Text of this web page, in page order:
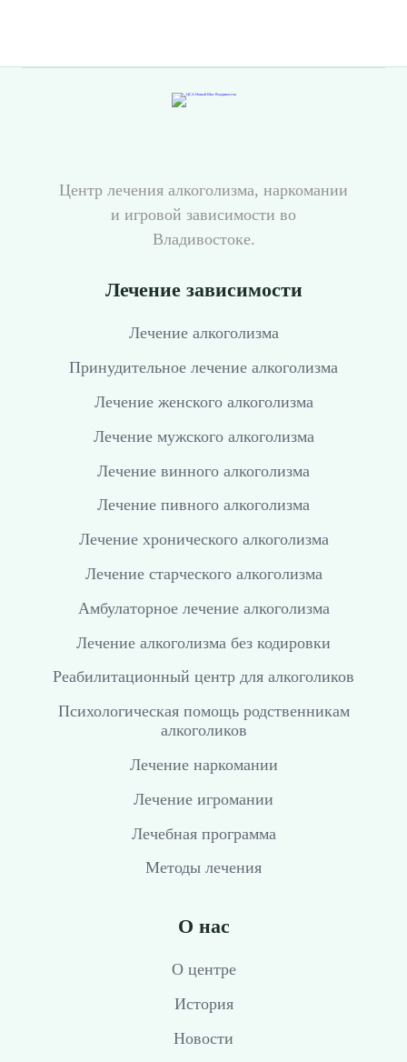
Центр лечения алкоголизма, наркомании
и игровой зависимости во
Владивостоке.
Лечение зависимости
Лечение алкоголизма
Принудительное лечение алкоголизма
Лечение женского алкоголизма
Лечение мужского алкоголизма
Лечение винного алкоголизма
Лечение пивного алкоголизма
Лечение хронического алкоголизма
Лечение старческого алкоголизма
Амбулаторное лечение алкоголизма
Лечение алкоголизма без кодировки
Реабилитационный центр для алкоголиков
Психологическая помощь родственникам
алкоголиков
Лечение наркомании
Лечение игромании
Лечебная программа
Методы лечения
О нас
О центре
История
Новости